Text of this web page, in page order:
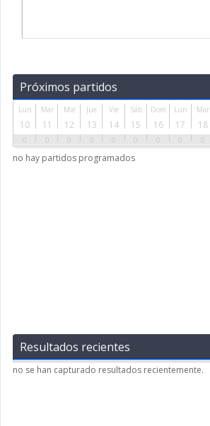
Próximos partidos
Lun
10
0
Mar
11
0
Mié
12
0
Jue
13
0
Vie
14
0
Sáb
15
0
Dom
16
0
Lun
17
0
Mar
18
0
no hay partidos programados
Resultados recientes
no se han capturado resultados recientemente.